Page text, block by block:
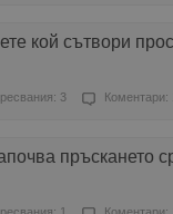
кой сътвори
3 Коментари:
пръскането